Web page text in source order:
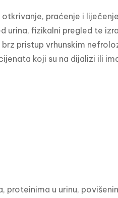
praćenje i
urina, fizikalni pregled te
pristup vrhunskim
koji su na dijalizi ili
proteinima u urinu,